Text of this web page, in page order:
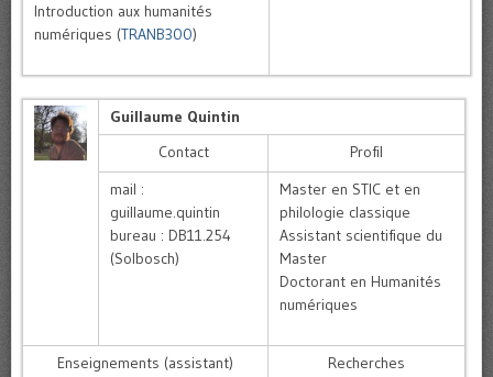
Introduction aux humanités
numériques (TRANB300)
Guillaume Quintin
Contact
Profil
mail :
guillaume.quintin
bureau : DB11.254
(Solbosch)
Master en STIC et en
philologie classique
Assistant scientifique du
Master
Doctorant en Humanités
numériques
Enseignements (assistant)
Recherches